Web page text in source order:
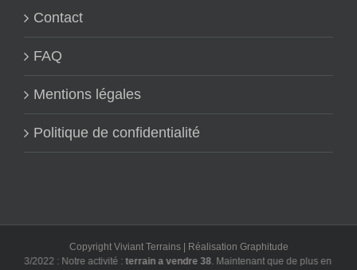
Contact
FAQ
Mentions légales
Politique de confidentialité
Copyright Viviant Terrains | Réalisation Graphitude
2022 : Notre activité :terrain a vendre 38. Maintenant que de plus en plus